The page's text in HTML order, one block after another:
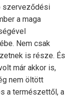
szerveződési
a maga
Nem csak
is része. És
már akkor is,
nem öltött
a természettől, a